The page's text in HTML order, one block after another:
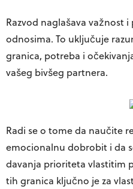
Razvod naglašava važnost
odnosima. To uključuje
granica, potreba i
vašeg bivšeg partnera.
Radi se o tome da naučite
emocionalnu dobrobit i da
davanja prioriteta vlastitim
tih granica ključno je za